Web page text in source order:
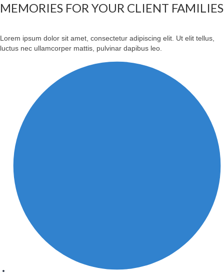
MEMORIES FOR YOUR CLIENT FAMILIES
Lorem ipsum dolor sit amet, consectetur adipiscing elit. Ut elit tellus,
luctus nec ullamcorper mattis, pulvinar dapibus leo.